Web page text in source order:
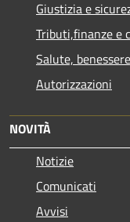
Giustizia e
Tributi,finanze e
Salute,
Autorizzazioni
NOVITÀ
Notizie
Comunicati
Avvisi